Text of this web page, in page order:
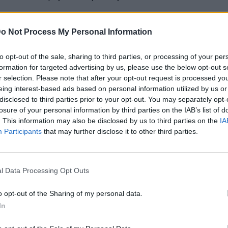
Not Process My Personal Information
opt-out of the sale, sharing to third parties, or processing of your
for targeted advertising by us, please use the below opt-out
selection. Please note that after your opt-out request is processed
interest-based ads based on personal information utilized by us
to third parties prior to your opt-out. You may separately
of your personal information by third parties on the IAB’s list of
This information may also be disclosed by us to third parties on the
Participants that may further disclose it to other third parties.
Data Processing Opt Outs
opt-out of the Sharing of my personal data.
ομάδας ΔΙΑΣ που περιπολούσαν στην περιοχή
στον 17χρονο οδηγό να σταματήσει.
και προσπάθησε να διαφύγειμπαίνοντας
πέταξε από πάνω του έναν αναδιπλούμενο
ΔΙΑΣ, εγκλώβισαν και σταμάτησαν το πατίνι
γνωστο,οι μετανάστες είχαν περάσει
Έβρου